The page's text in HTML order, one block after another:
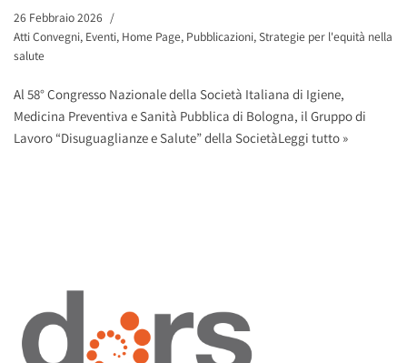
26 Febbraio 2026
Atti Convegni, Eventi, Home Page, Pubblicazioni,Strategie per l'equità nella
salute
Al 58° Congresso Nazionale della Società Italiana di Igiene,
Medicina Preventiva e Sanità Pubblica di Bologna, il Gruppo di
Lavoro “Disuguaglianze e Salute” della SocietàLeggi tutto »